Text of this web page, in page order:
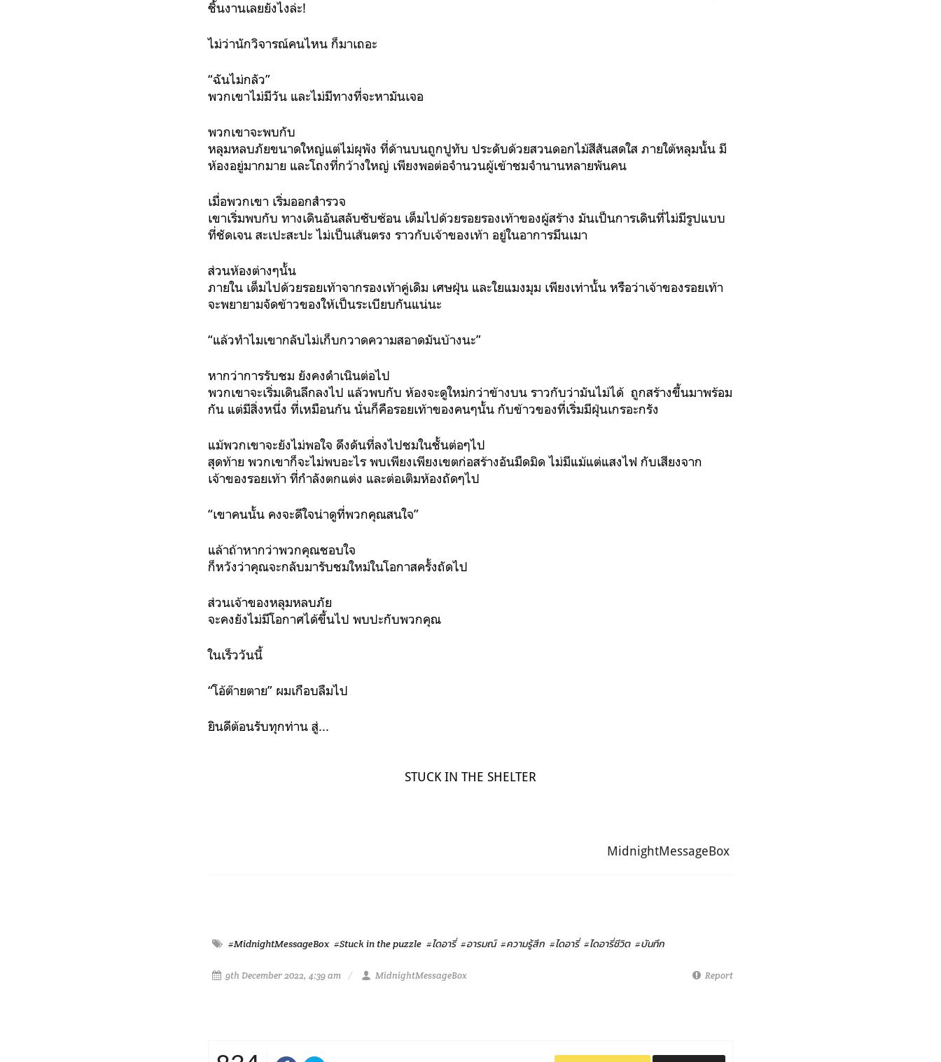
ชิ้นงานเลยยังไงล่ะ!
ไม่ว่านักวิจารณ์คนไหน ก็มาเถอะ
“ฉันไม่กลัว”
พวกเขาไม่มีวัน และไม่มีทางที่จะหามันเจอ
พวกเขาจะพบกับ
หลุมหลบภัยขนาดใหญ่แต่ไม่ผุพัง ที่ด้านบนถูกปูทับ ประดับด้วยสวนดอกไม้สีสันสดใส ภายใต้หลุมนั้น มี
ห้องอยู่มากมาย และโถงที่กว้างใหญ่ เพียงพอต่อจำนวนผู้เข้าชมจำนานหลายพันคน
เมื่อพวกเขา เริ่มออกสำรวจ
เขาเริ่มพบกับ ทางเดินอันสลับซับซ้อน เต็มไปด้วยรอยรองเท้าของผู้สร้าง มันเป็นการเดินที่ไม่มีรูปแบบ
ที่ชัดเจน สะเปะสะปะ ไม่เป็นเส้นตรง ราวกับเจ้าของเท้า อยู่ในอาการมึนเมา
ส่วนห้องต่างๆนั้น
ภายใน เต็มไปด้วยรอยเท้าจากรองเท้าคู่เดิม เศษฝุ่น และใยแมงมุม เพียงเท่านั้น หรือว่าเจ้าของรอยเท้า
จะพยายามจัดข้าวของให้เป็นระเบียบกันแน่นะ
“แล้วทำไมเขากลับไม่เก็บกวาดความสอาดมันบ้างนะ”
หากว่าการรับชม ยังคงดำเนินต่อไป
พวกเขาจะเริ่มเดินลึกลงไป แล้วพบกับ ห้องจะดูใหม่กว่าข้างบน ราวกับว่ามันไม่ได้ ถูกสร้างขึ้นมาพร้อม
กัน แต่มีสิ่งหนึ่ง ที่เหมือนกัน นั่นก็คือรอยเท้าของคนๆนั้น กับข้าวของที่เริ่มมีฝุ่นเกรอะกรัง
แม้พวกเขาจะยังไม่พอใจ ดึงดันที่ลงไปชมในชั้นต่อๆไป
สุดท้าย พวกเขาก็จะไม่พบอะไร พบเพียงเพียงเขตก่อสร้างอันมืดมิด ไม่มีแม้แต่แสงไฟ กับเสียงจาก
เจ้าของรอยเท้า ที่กำลังตกแต่ง และต่อเติมห้องถัดๆไป
“เขาคนนั้น คงจะดีใจน่าดูที่พวกคุณสนใจ”
แล้าถ้าหากว่าพวกคุณชอบใจ
ก็หวังว่าคุณจะกลับมารับชมใหม่ในโอกาสครั้งถัดไป
ส่วนเจ้าของหลุมหลบภัย
จะคงยังไม่มีโอกาศได้ขึ้นไป พบปะกับพวกคุณ
ในเร็ววันนี้
“โอ้ต๊ายตาย” ผมเกือบลืมไป
ยินดีต้อนรับทุกท่าน สู่...
STUCK IN THE SHELTER
MidnightMessageBox
#MidnightMessageBox #Stuck in the puzzle #ไดอารี่ #อารมณ์ #ความรู้สึก #ไดอารี่ #ไดอารี่ชีวิต #บันทึก
9th December 2022, 4:39 am MidnightMessageBox Report